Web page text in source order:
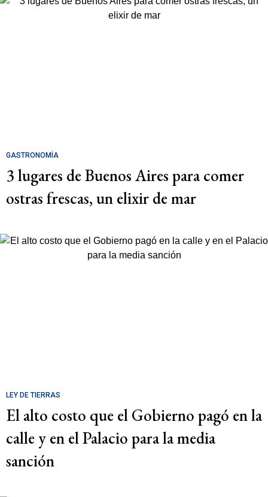
GASTRONOMÍA
3 lugares de Buenos Aires para comer
ostras frescas, un elixir de mar
LEY DE TIERRAS
El alto costo que el Gobierno pagó en la
calle y en el Palacio para la media
sanción